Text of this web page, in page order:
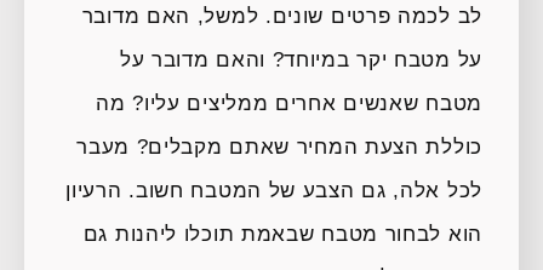
לב לכמה פרטים שונים. למשל, האם מדובר
על מטבח יקר במיוחד? והאם מדובר על
מטבח שאנשים אחרים ממליצים עליו? מה
כוללת הצעת המחיר שאתם מקבלים? מעבר
לכל אלה, גם הצבע של המטבח חשוב. הרעיון
הוא לבחור מטבח שבאמת תוכלו ליהנות גם